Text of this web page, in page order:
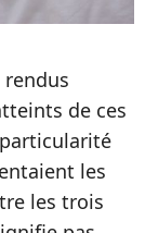
de ces
les
les trois